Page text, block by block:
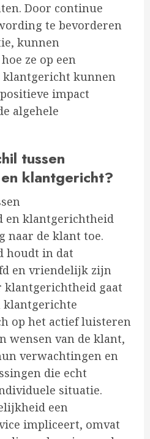
Door continue
te bevorderen
kunnen
ze op een
kunnen
impact
algehele
tussen
klantgericht?
klantgerichtheid
naar de klant toe.
houdt in dat
en vriendelijk zijn
klantgerichtheid gaat
klantgerichte
op het actief luisteren
wensen van de klant,
verwachtingen en
die echt
situatie.
een
impliceert, omvat